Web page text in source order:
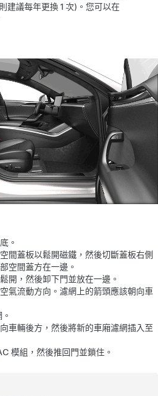
建議每年更換 1 次)。您可以在
。
間蓋板以鬆開磁鐵，然後切斷蓋板右側
空間蓋方在一邊。
開，然後卸下門並放在一邊。
氣流動方向。濾網上的箭頭應該朝向車
車輛後方，然後將新的車廂濾網插入至
模組，然後推回門並鎖住。